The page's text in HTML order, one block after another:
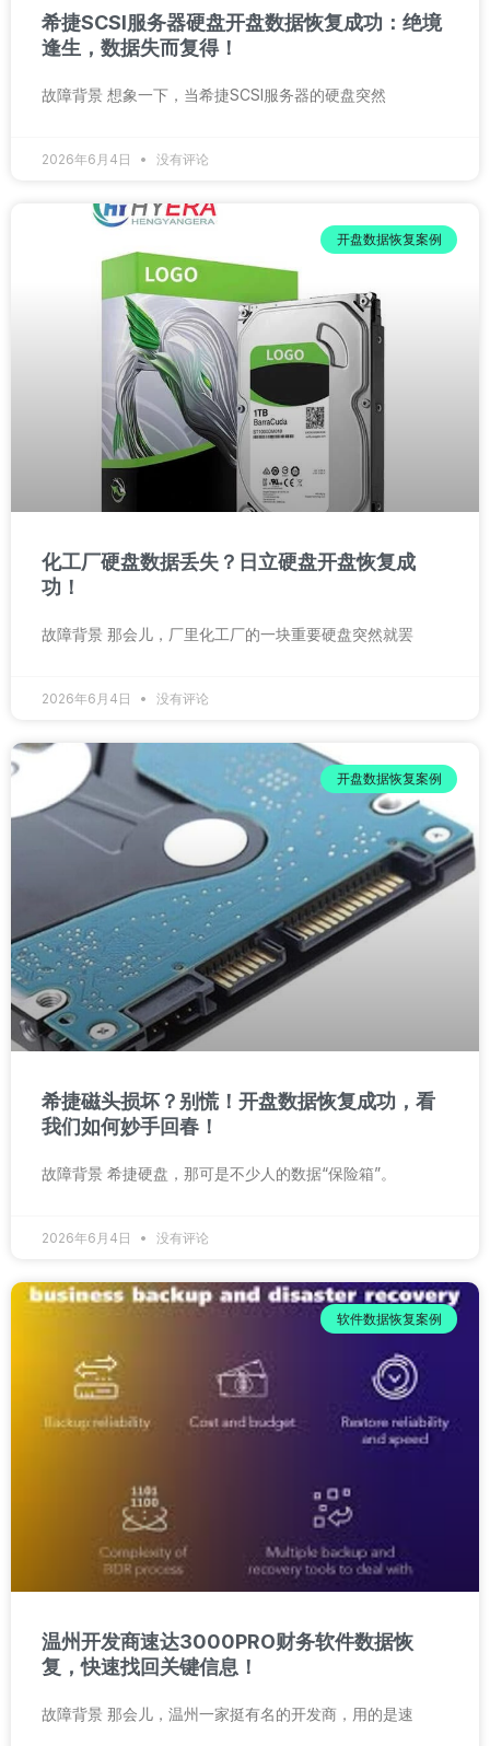
希捷SCSI服务器硬盘开盘数据恢复成功：绝境
逢生，数据失而复得！
故障背景 想象一下，当希捷SCSI服务器的硬盘突然
2026年6月4日 没有评论
开盘数据恢复案例
化工厂硬盘数据丢失？日立硬盘开盘恢复成
功！
故障背景 那会儿，厂里化工厂的一块重要硬盘突然就罢
2026年6月4日 没有评论
开盘数据恢复案例
希捷磁头损坏？别慌！开盘数据恢复成功，看
我们如何妙手回春！
故障背景 希捷硬盘，那可是不少人的数据“保险箱”。
2026年6月4日 没有评论
软件数据恢复案例
温州开发商速达3000PRO财务软件数据恢
复，快速找回关键信息！
故障背景 那会儿，温州一家挺有名的开发商，用的是速